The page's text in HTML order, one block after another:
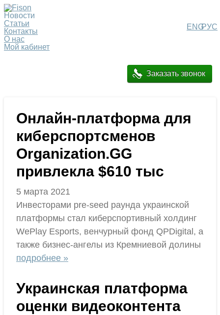
РУС
ENG
Новости
Статьи
Контакты
О нас
Мой кабинет
Заказать звонок
Онлайн-платформа для
киберспортсменов
Organization.GG
привлекла $610 тыс
5 марта 2021
Инвесторами pre-seed раунда украинской
платформы стал киберспортивный холдинг
WePlay Esports, венчурный фонд QPDigital, а
также бизнес-ангелы из Кремниевой долины
подробнее »
Украинская платформа
оценки видеоконтента